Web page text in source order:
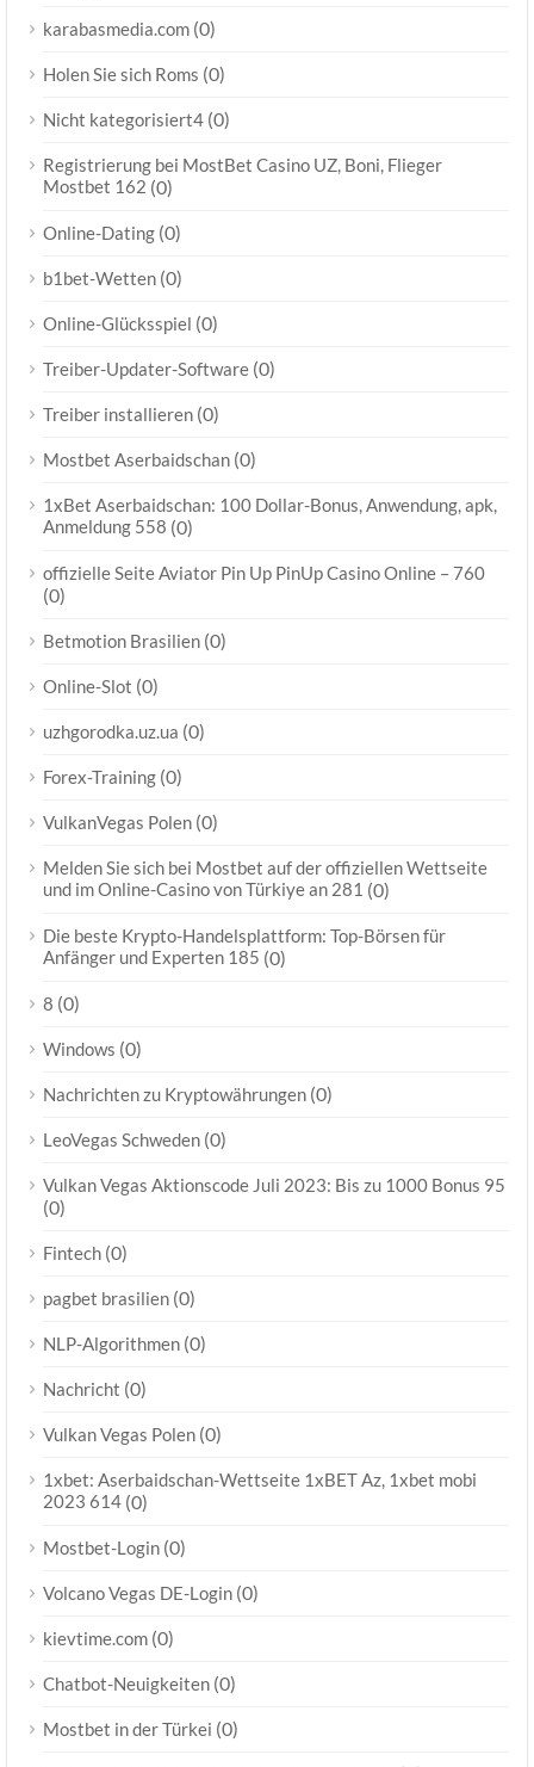
karabasmedia.com (0)
Holen Sie sich Roms (0)
Nicht kategorisiert4 (0)
Registrierung bei MostBet Casino UZ, Boni, Flieger
Mostbet 162 (0)
Online-Dating (0)
b1bet-Wetten (0)
Online-Glücksspiel (0)
Treiber-Updater-Software (0)
Treiber installieren (0)
Mostbet Aserbaidschan (0)
1xBet Aserbaidschan: 100 Dollar-Bonus, Anwendung, apk,
Anmeldung 558 (0)
offizielle Seite Aviator Pin Up PinUp Casino Online – 760
(0)
Betmotion Brasilien (0)
Online-Slot (0)
uzhgorodka.uz.ua (0)
Forex-Training (0)
VulkanVegas Polen (0)
Melden Sie sich bei Mostbet auf der offiziellen Wettseite
und im Online-Casino von Türkiye an 281 (0)
Die beste Krypto-Handelsplattform: Top-Börsen für
Anfänger und Experten 185 (0)
8 (0)
Windows (0)
Nachrichten zu Kryptowährungen (0)
LeoVegas Schweden (0)
Vulkan Vegas Aktionscode Juli 2023: Bis zu 1000 Bonus 95
(0)
Fintech (0)
pagbet brasilien (0)
NLP-Algorithmen (0)
Nachricht (0)
Vulkan Vegas Polen (0)
1xbet: Aserbaidschan-Wettseite 1xBET Az, 1xbet mobi
2023 614 (0)
Mostbet-Login (0)
Volcano Vegas DE-Login (0)
kievtime.com (0)
Chatbot-Neuigkeiten (0)
Mostbet in der Türkei (0)